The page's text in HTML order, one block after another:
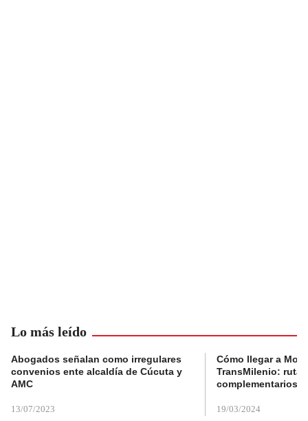
Lo más leído
Abogados señalan como irregulares
convenios ente alcaldía de Cúcuta y
AMC
13/07/2023
Cómo llegar a
TransMilenio:
complementarios
19/03/2024